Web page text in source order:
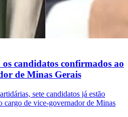
candidatos confirmados ao
de Minas Gerais
sete candidatos já estão
cargo de vice-governador de Minas